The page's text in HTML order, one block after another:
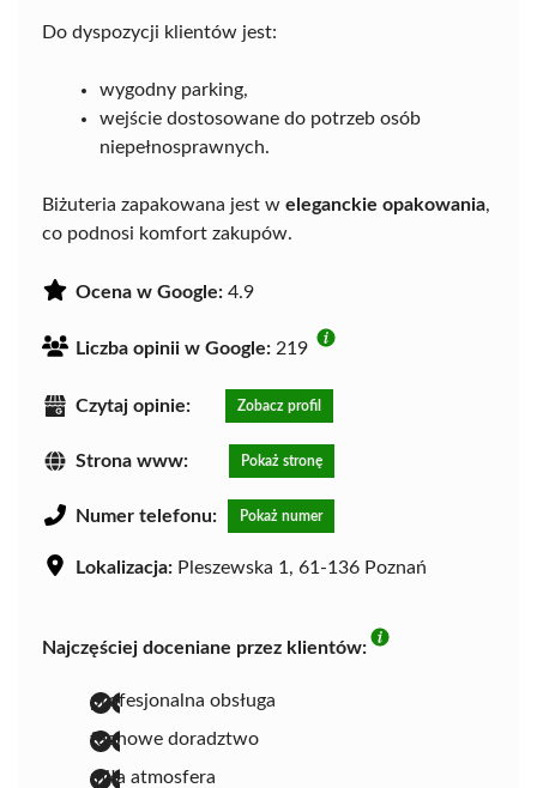
Do dyspozycji klientów jest:
wygodny parking,
wejście dostosowane do potrzeb osób
niepełnosprawnych.
Biżuteria zapakowana jest w eleganckie opakowania,
co podnosi komfort zakupów.
Ocena w Google: 4.9
Liczba opinii w Google: 219
Czytaj opinie: Zobacz profil
Strona www: Pokaż stronę
Numer telefonu: Pokaż numer
Lokalizacja: Pleszewska 1, 61-136 Poznań
Najczęściej doceniane przez klientów:
profesjonalna obsługa
fachowe doradztwo
miła atmosfera